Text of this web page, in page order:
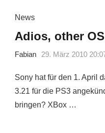
News
Adios, other
Fabian
29. März 2010
Sony hat für den 1. April
3.21 für die PS3
bringen? XBox …